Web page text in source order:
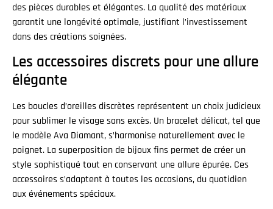
des pièces durables et élégantes. La qualité des matériaux
garantit une longévité optimale, justifiant l’investissement
dans des créations soignées.
Les accessoires discrets pour une allure
élégante
Les boucles d’oreilles discrètes représentent un choix judicieux
pour sublimer le visage sans excès. Un bracelet délicat, tel que
le modèle Ava Diamant, s’harmonise naturellement avec le
poignet. La superposition de bijoux fins permet de créer un
style sophistiqué tout en conservant une allure épurée. Ces
accessoires s’adaptent à toutes les occasions, du quotidien
aux événements spéciaux.